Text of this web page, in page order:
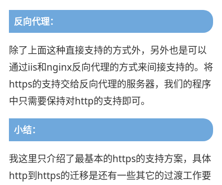
反向代理：
除了上面这种直接支持的方式外，另外也是可以
通过iis和nginx反向代理的方式来间接支持的。将
https的支持交给反向代理的服务器，我们的程序
中只需要保持对http的支持即可。
小结：
我这里只介绍了最基本的https的支持方案，具体
http到https的迁移是还有一些其它的过渡工作要